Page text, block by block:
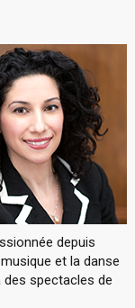
depuis
et la danse
spectacles de